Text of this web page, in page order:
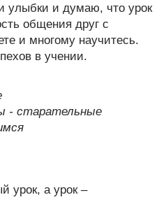
улыбки и думаю, что урок
общения друг с
и многому научитесь.
в учении.
- старательные
урок, а урок –